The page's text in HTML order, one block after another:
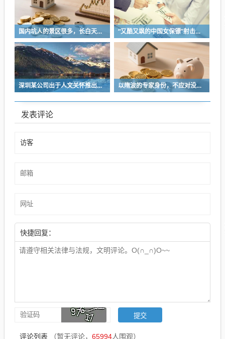
国内坑人的景区很多，长白天池只是其中被坑印象最深的那一个 “又酷又飒的中国女保镖”射击夺冠
深圳某公司出于人文关怀推出内部托管，结果无孩单身员工举报了，核心理由有两个 以隋波的专家身份，不应对没统一标准的口味指手画脚，依仗专家身份欺负一线厨师
发表评论
快捷回复：
评论列表 （暂无评论， 65994人围观）